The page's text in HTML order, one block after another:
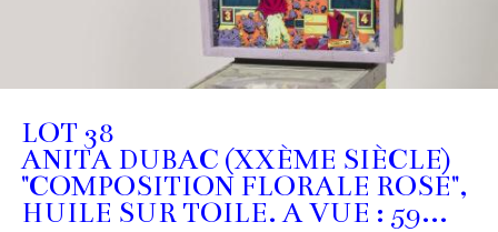
LOT 38
ANITA DUBAC (XXÈME SIÈCLE)
"COMPOSITION FLORALE ROSE",
HUILE SUR TOILE. A VUE : 59...